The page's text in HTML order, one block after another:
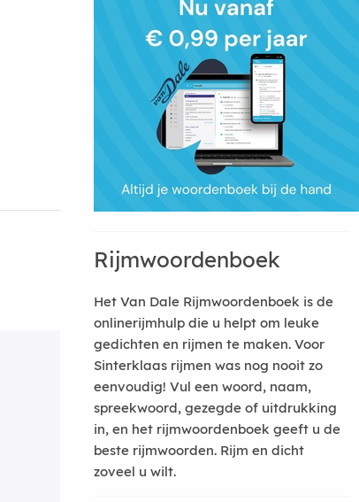
Rijmwoordenboek
Het Van Dale Rijmwoordenboek is de
onlinerijmhulp die u helpt om leuke
gedichten en rijmen te maken. Voor
Sinterklaas rijmen was nog nooit zo
eenvoudig! Vul een woord, naam,
spreekwoord, gezegde of uitdrukking
in, en het rijmwoordenboek geeft u de
beste rijmwoorden. Rijm en dicht
zoveel u wilt.